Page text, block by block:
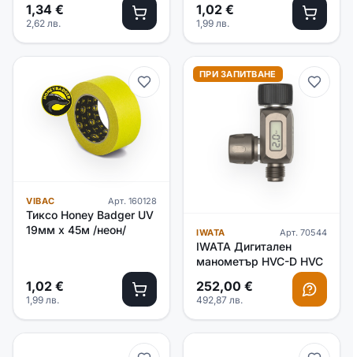
1,34 €
2,62 лв.
1,02 €
1,99 лв.
VIBAC Арт. 160128
Тиксо Honey Badger UV
19мм х 45м /неон/
1,02 €
1,99 лв.
ПРИ ЗАПИТВАНЕ
IWATA Арт. 70544
IWATA Дигитален
манометър HVC-D HVC
252,00 €
492,87 лв.